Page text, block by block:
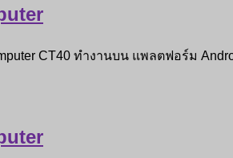
CT40 ทำงานบน แพลตฟอร์ม